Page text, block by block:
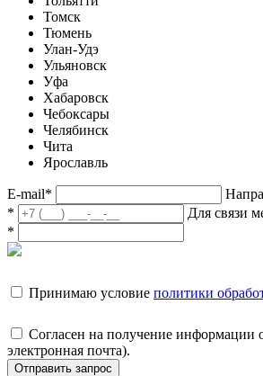
Томск
Тюмень
Улан-Удэ
Ульяновск
Уфа
Хабаровск
Чебоксары
Челябинск
Чита
Ярославль
E-mail*
*
Для связи
*
Принимаю условие политики
Согласен на получение
электронная почта).
Отправить запрос